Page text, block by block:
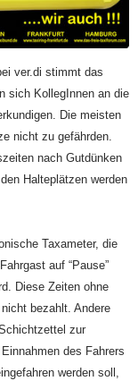
ver.di stimmt das
sich KollegInnen an die
Die meisten
nicht zu gefährden.
nach Gutdünken
Halteplätzen werden
Taxameter, die
auf “Pause”
Diese Zeiten ohne
bezahlt. Andere
zur
des Fahrers
werden soll,